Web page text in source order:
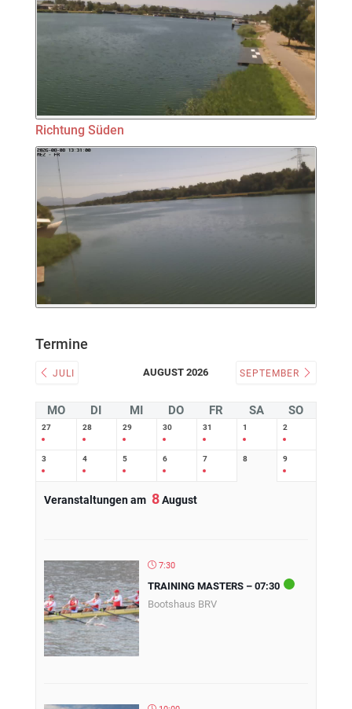
Richtung Süden
Termine
JULI AUGUST 2026 SEPTEMBER
MO DI MI DO FR SA SO
27 28 29 30 31 1 2
3 4 5 6 7 8 9
Veranstaltungen am 8August
7:30
TRAINING MASTERS – 07:30
Bootshaus BRV